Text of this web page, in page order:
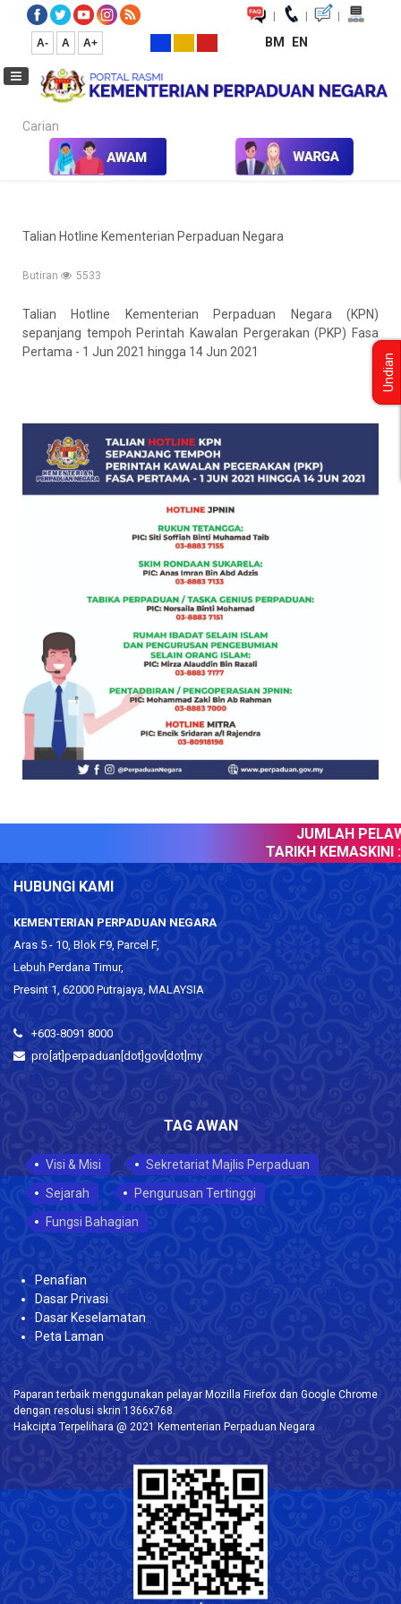
| | |
A- A A+ BM EN
Carian...
Laman Utama Talian Hotline Kementerian Perpaduan Negara
Talian Hotline Kementerian Perpaduan Negara
Butiran 5533
Talian Hotline Kementerian Perpaduan Negara (KPN)
sepanjang tempoh Perintah Kawalan Pergerakan (PKP) Fasa
Pertama - 1 Jun 2021 hingga 14 Jun 2021
JUMLAH
TARIKH KEMASKINI :
HUBUNGI KAMI
KEMENTERIAN PERPADUAN NEGARA
Aras 5 - 10, Blok F9, Parcel F,
Lebuh Perdana Timur,
Presint 1, 62000 Putrajaya, MALAYSIA
+603-8091 8000
pro[at]perpaduan[dot]gov[dot]my
TAG AWAN
Visi & Misi
Sekretariat Majlis Perpaduan
Sejarah
Pengurusan Tertinggi
Fungsi Bahagian
Penafian
Dasar Privasi
Dasar Keselamatan
Peta Laman
Paparan terbaik menggunakan pelayar Mozilla Firefox dan Google Chrome
dengan resolusi skrin 1366x768.
Hakcipta Terpelihara @ 2021 Kementerian Perpaduan Negara
Undian